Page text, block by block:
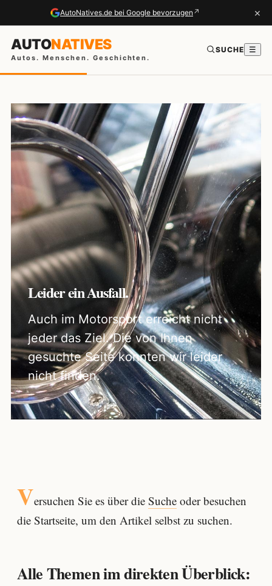
AutoNatives.de bei Google bevorzugen ↗ ×
AUTONATIVES
Autos. Menschen. Geschichten.
SUCHE ☰
Leider ein Ausfall.
Auch im Motorsport erreicht nicht
jeder das Ziel. Die von Ihnen
gesuchte Seite konnten wir leider
nicht finden.
Versuchen Sie es über die Sucheoder besuchen
die Startseite, um den Artikel selbst zu suchen.
Alle Themen im direkten Überblick: